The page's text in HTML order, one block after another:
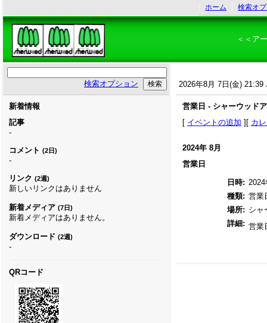
ホーム 検索オ
＜＜ア
検索オプション
新着情報
記事
-
コメント (2日)
-
リンク (2週)
新しいリンクはありません
新着メディア (7日)
新着メディアはありません。
ダウンロード (2週)
-
QRコード
2026年8月 7日(金) 21:39
営業日 - シャーウッド
[ イベントの追加 ][ カ
2024年 8月
営業日
日時:
種類: 営業
場所: シャ
詳細: 営業